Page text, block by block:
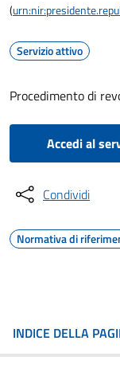
(
Servizio attivo
Procedimento di
Accedi al
Condividi
Normativa di
INDICE DELLA